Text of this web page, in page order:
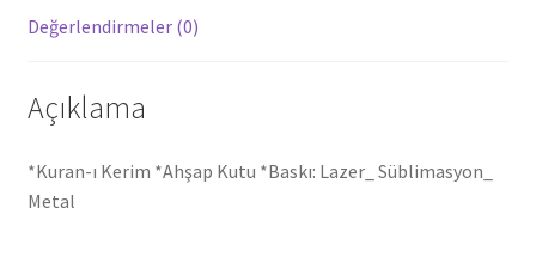
Değerlendirmeler (0)
Açıklama
*Kuran-ı Kerim *Ahşap Kutu *Baskı: Lazer_ Süblimasyon_
Metal